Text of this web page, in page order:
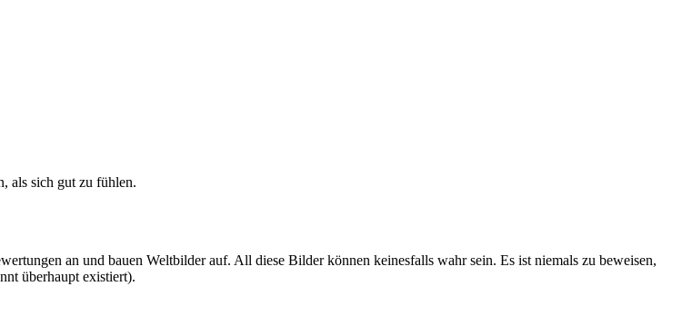
als sich gut zu fühlen.
an und bauen Weltbilder auf. All diese Bilder können keinesfalls wahr sein. Es ist niemals zu beweisen,
überhaupt existiert).